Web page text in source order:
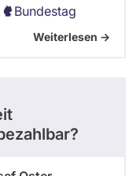
Bundestag
Weiterlesen ->